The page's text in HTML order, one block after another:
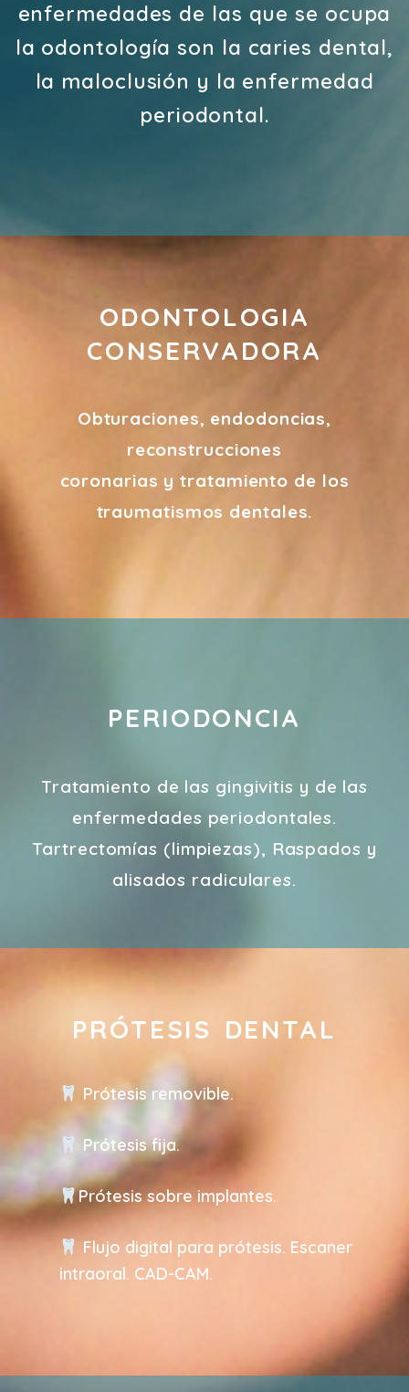
enfermedades de las que se ocupa
la odontología son la caries dental,
la maloclusión y la enfermedad
periodontal.
ODONTOLOGIA
CONSERVADORA
Obturaciones, endodoncias,
reconstrucciones
coronarias y tratamiento de los
traumatismos dentales.
PERIODONCIA
Tratamiento de las gingivitis y de las
enfermedades periodontales.
Tartrectomías (limpiezas), Raspados y
alisados radiculares.
PRÓTESIS DENTAL
Prótesis removible.
Prótesis fija.
Prótesis sobre implantes.
Flujo digital para prótesis. Escaner
intraoral. CAD-CAM.